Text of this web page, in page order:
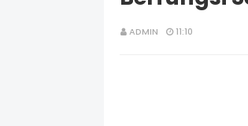
ADMIN 11:10